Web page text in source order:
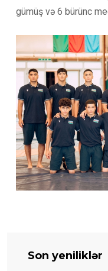
gümüş və 6 bürünc
Son yeniliklər